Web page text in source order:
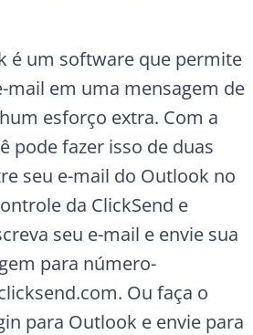
é um software que permite
em uma mensagem de
esforço extra. Com a
pode fazer isso de duas
seu e-mail do Outlook no
da ClickSend e
seu e-mail e envie sua
para número-
Ou faça o
para Outlook e envie para